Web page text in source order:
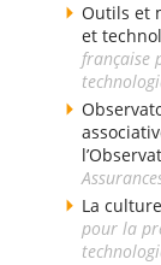
Outils et
et
française
La
pour la